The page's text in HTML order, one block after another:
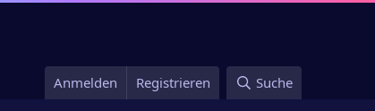
Anmelden Registrieren Suche